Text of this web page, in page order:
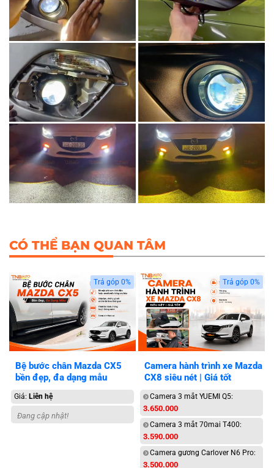
CÓ THỂ BẠN QUAN TÂM
Trả góp 0%
Bệ bước chân Mazda CX5
bền đẹp, đa dạng mẫu
Giá: Liên hệ
Đang cập nhật!
Trả góp 0%
Camera hành trình xe Mazda
CX8 siêu nét | Giá tốt
Camera 3 mắt YUEMI Q5:
3.650.000
Camera 3 mắt 70mai T400:
3.590.000
Camera gương Carlover N6 Pro:
3.500.000